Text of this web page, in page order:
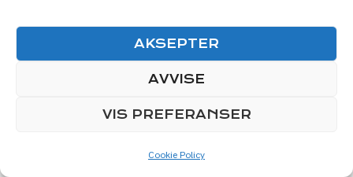
AKSEPTER
AVVISE
VIS PREFERANSER
Cookie Policy
Borte
7 des 2024